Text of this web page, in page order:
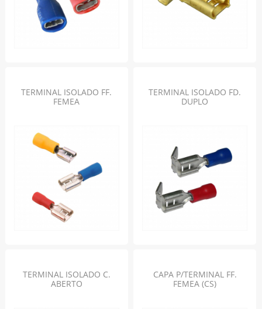
TERMINAL ISOLADO FF.
FEMEA
TERMINAL ISOLADO FD.
DUPLO
TERMINAL ISOLADO C.
ABERTO
CAPA P/TERMINAL FF.
FEMEA (CS)